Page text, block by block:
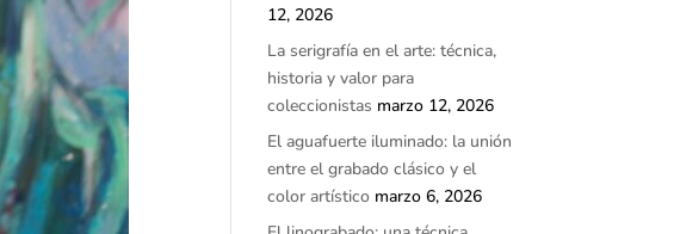
12, 2026
La serigrafía en el arte: técnica,
historia y valor para
coleccionistas marzo 12, 2026
El aguafuerte iluminado: la unión
entre el grabado clásico y el
color artístico marzo 6, 2026